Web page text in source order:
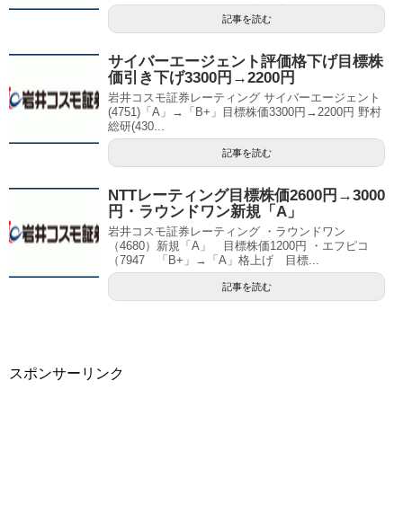
記事を読む
サイバーエージェント評価格下げ目標株
価引き下げ3300円→2200円
岩井コスモ証券レーティング サイバーエージェント
(4751)「A」→「B+」目標株価3300円→2200円 野村
総研(430...
記事を読む
NTTレーティング目標株価2600円→3000
円・ラウンドワン新規「A」
岩井コスモ証券レーティング ・ラウンドワン
（4680）新規「A」 目標株価1200円 ・エフピコ
（7947 「B+」→「A」格上げ 目標...
記事を読む
スポンサーリンク